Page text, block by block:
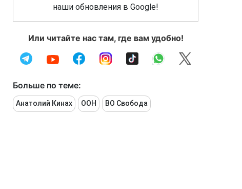
наши обновления в Google!
Или читайте нас там, где вам удобно!
Больше по теме:
Анатолий Кинах ООН ВО Свобода